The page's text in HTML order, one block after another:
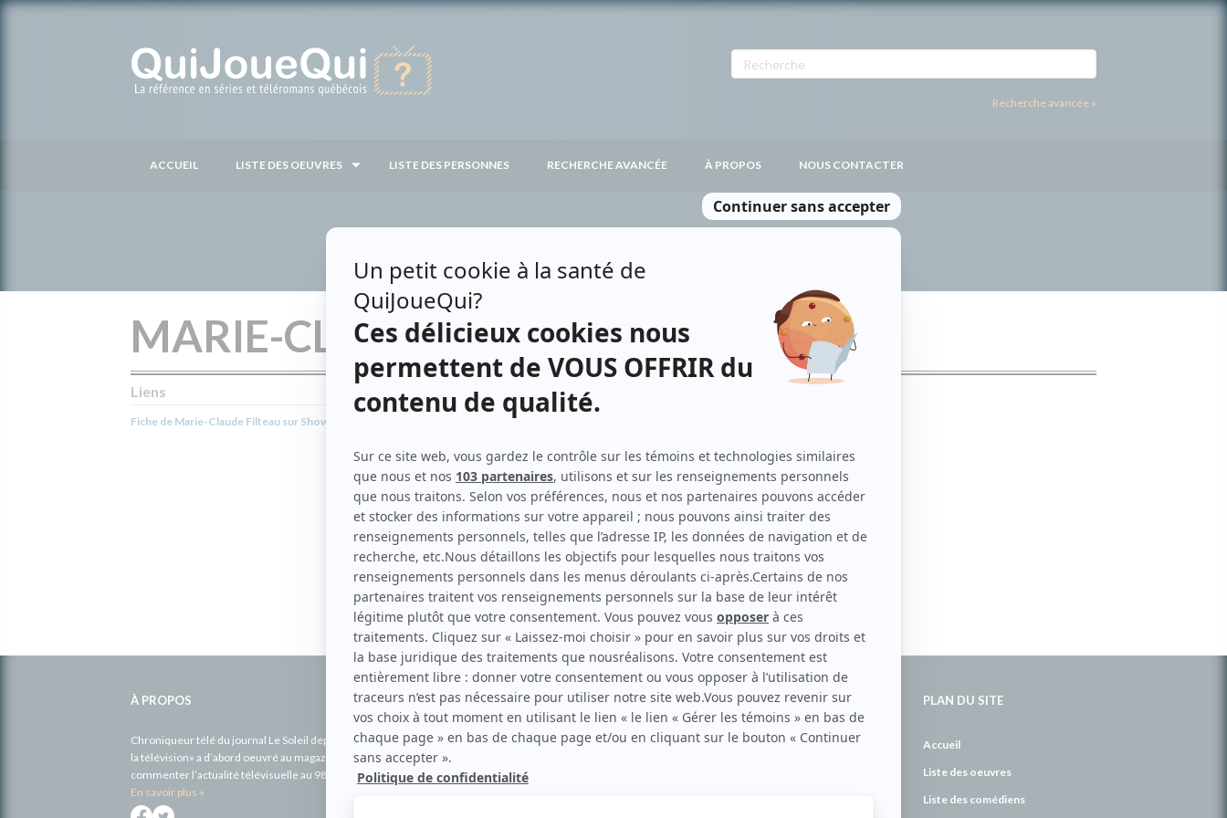
Recherche avancée »
ACCUEIL LISTE DES OEUVRES LISTE DES PERSONNES RECHERCHE AVANCÉE À PROPOS NOUS CONTACTER
MARIE-CLAUDE FILTEAU
Liens
Fiche de Marie-Claude Filteau sur Showbizz.net
Personnages
Autres contributions
Trick or TreatProducteur délégué
À PROPOS
Chroniqueur télé du journal Le Soleil depuis 2001, Richard Therrien carbure à son petit écran. Celui qu’on surnomme parfois «l’encyclopédie de
la télévision» a d’abord oeuvré au magazine TV Hebdo de 1996 à 2001. Sa spécialité: la télé québécoise. On peut l’entendre régulièrement
commenter l’actualité télévisuelle au 98,5.
En savoir plus »
PLAN DU SITE
Accueil
Liste des oeuvres
Liste des comédiens